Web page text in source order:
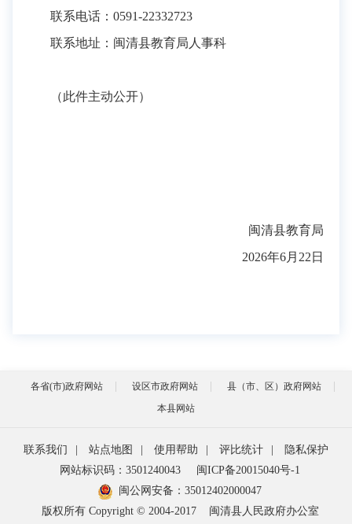
联系电话： 0591-22332723
联系地址：闽清县教育局人事科
（此件主动公开）
闽清县教育局
2026年6月22日
各省(市)政府网站 设区市政府网站
县（市、区）政府网站
本县网站
联系我们 站点地图 使用帮助 评比统计
隐私保护
网站标识码：3501240043
闽ICP备20015040号-1
闽公网安备： 35012402000047
版权所有 Copyright © 2004-2017
闽清县人民政府办公室